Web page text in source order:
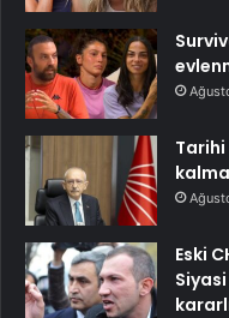
Tarihi
Eski